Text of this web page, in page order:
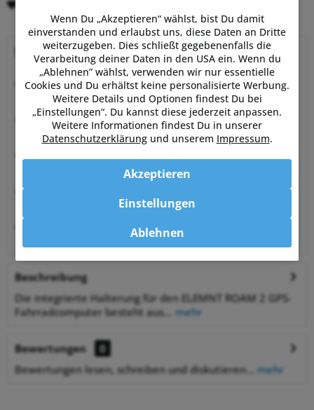
Warum Powermetershop?
Beratung vom Experten
von Sportlern für Sportler
Hervorragende Kundenzufriedenheit
99,6% zufriedene Kunden bei Shopauskunft.de
entspannt shoppen
bei Zahlung per Vorkasse
Beschreibung
Die integrierte Halterung für den ELEMNT ROAM 2 GPS-
Fahrradcomputer besteht aus...
mehr
Bewertungen
0
Bewertungen lesen, schreiben und diskutieren...
mehr
Wenn Du „Akzeptieren“ wählst, bist Du damit
einverstanden und erlaubst uns, diese Daten an Dritte
weiterzugeben. Dies schließt gegebenenfalls die
Verarbeitung deiner Daten in den USA ein. Wenn du
„Ablehnen” wählst, verwenden wir nur essentielle
Cookies und Du erhältst keine personalisierte Werbung.
Weitere Details und Optionen findest Du bei
„Einstellungen“. Du kannst diese jederzeit anpassen.
Weitere Informationen findest Du in unserer
Datenschutzerklärungund unserem Impressum.
Ablehnen
Akzeptieren
Einstellungen